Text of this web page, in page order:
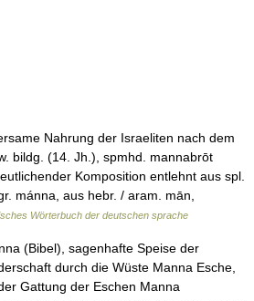
Nahrung der Israeliten nach dem
bildg. (14. Jh.), spmhd. mannabrōt
Komposition entlehnt aus spl.
mánna, aus hebr. / aram. mān,
Wörterbuch der deutschen sprache
(Bibel), sagenhafte Speise der
durch die Wüste Manna Esche,
Gattung der Eschen Manna